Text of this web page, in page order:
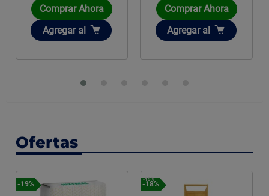
Comprar Ahora
Añadir
Agregar al
Comprar Ahora
Añadir
Agregar al
Ofertas
-18% -18%